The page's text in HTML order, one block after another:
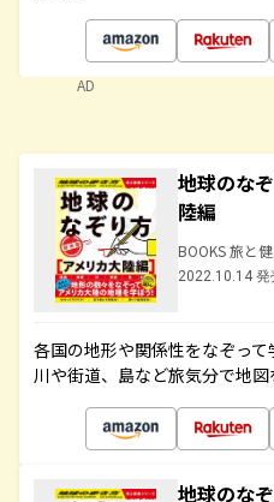
AD
地球のな
陸編
BOOKS 旅と
2022.10.14 発
各国の地形や関係性をなぞって
川や街道、島など旅気分で地図
地球のな